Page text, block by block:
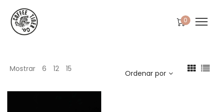
0
Mostrar 6 12 15 Ordenar por